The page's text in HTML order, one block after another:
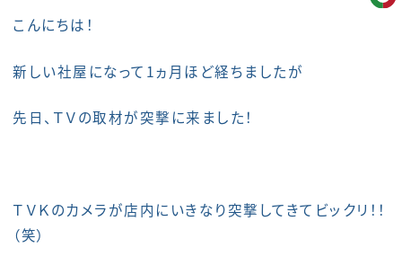
こんにちは！
新しい社屋になって1ヵ月ほど経ちましたが
先日、ＴＶの取材が突撃に来ました！
ＴＶＫのカメラが店内にいきなり突撃してきてビックリ！！
（笑）